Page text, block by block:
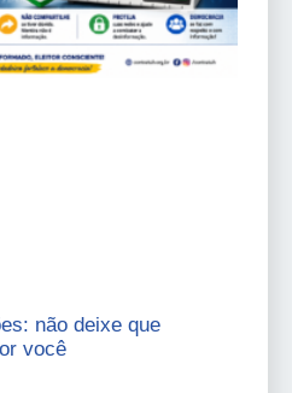
não deixe que
você